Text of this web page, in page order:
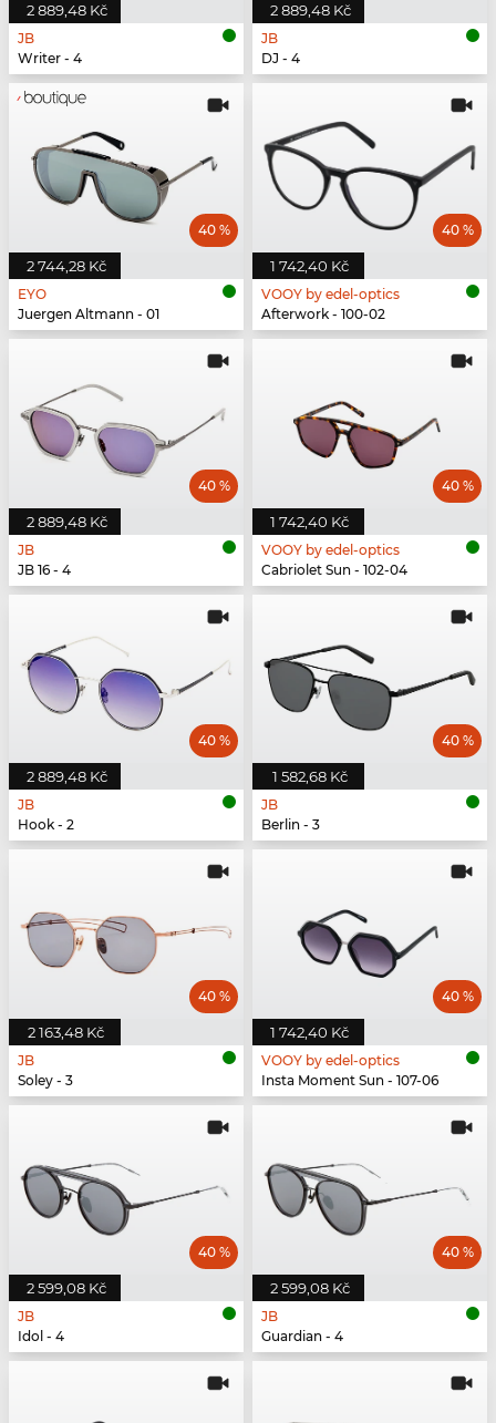
2 889,48 Kč
JB
Writer - 4
2 889,48 Kč
JB
DJ - 4
2 744,28 Kč
40 %
EYO
Juergen Altmann - 01
1 742,40 Kč
40 %
VOOY by edel-optics
Afterwork - 100-02
2 889,48 Kč
40 %
JB
JB 16 - 4
1 742,40 Kč
40 %
VOOY by edel-optics
Cabriolet Sun - 102-04
2 889,48 Kč
40 %
JB
Hook - 2
1 582,68 Kč
40 %
JB
Berlin - 3
2 163,48 Kč
40 %
JB
Soley - 3
1 742,40 Kč
40 %
VOOY by edel-optics
Insta Moment Sun - 107-06
2 599,08 Kč
40 %
JB
Idol - 4
2 599,08 Kč
40 %
JB
Guardian - 4